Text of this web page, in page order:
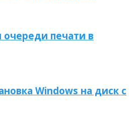
очереди печати в
Windows на диск с